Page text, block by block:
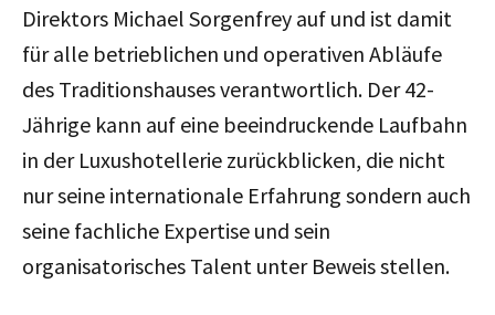
Direktors Michael Sorgenfrey auf und ist damit
für alle betrieblichen und operativen Abläufe
des Traditionshauses verantwortlich. Der 42-
Jährige kann auf eine beeindruckende Laufbahn
in der Luxushotellerie zurückblicken, die nicht
nur seine internationale Erfahrung sondern auch
seine fachliche Expertise und sein
organisatorisches Talent unter Beweis stellen.